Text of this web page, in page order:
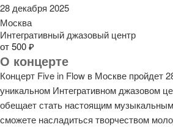
28 декабря 2025
Москва
Интегративный джазовый центр
от 500 ₽
О концерте
Концерт Five in Flow в Москве пройдет
уникальном Интегративном джазовом
обещает стать настоящим
сможете насладиться творчеством